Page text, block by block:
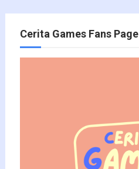
Cerita Games Fans